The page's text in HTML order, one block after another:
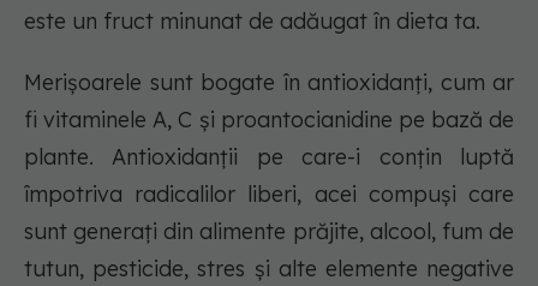
este un fruct minunat de adăugat în dieta ta.
Merișoarele sunt bogate în antioxidanți, cum ar
fi vitaminele A, C și proantocianidine pe bază de
plante. Antioxidanții pe care-i conțin luptă
împotriva radicalilor liberi, acei compuși care
sunt generați din alimente prăjite, alcool, fum de
tutun, pesticide, stres și alte elemente negative